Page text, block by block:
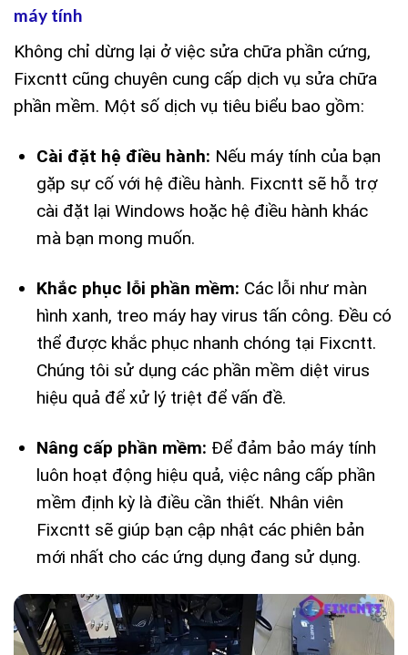
máy tính
Không chỉ dừng lại ở việc sửa chữa phần cứng,
Fixcntt cũng chuyên cung cấp dịch vụ sửa chữa
phần mềm. Một số dịch vụ tiêu biểu bao gồm:
Cài đặt hệ điều hành: Nếu máy tính của bạn
gặp sự cố với hệ điều hành. Fixcntt sẽ hỗ trợ
cài đặt lại Windows hoặc hệ điều hành khác
mà bạn mong muốn.
Khắc phục lỗi phần mềm: Các lỗi như màn
hình xanh, treo máy hay virus tấn công. Đều có
thể được khắc phục nhanh chóng tại Fixcntt.
Chúng tôi sử dụng các phần mềm diệt virus
hiệu quả để xử lý triệt để vấn đề.
Nâng cấp phần mềm: Để đảm bảo máy tính
luôn hoạt động hiệu quả, việc nâng cấp phần
mềm định kỳ là điều cần thiết. Nhân viên
Fixcntt sẽ giúp bạn cập nhật các phiên bản
mới nhất cho các ứng dụng đang sử dụng.